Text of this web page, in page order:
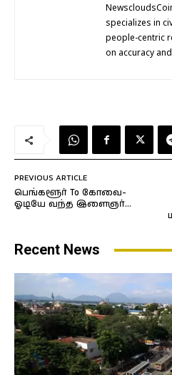
specializes in
people-centric
on accuracy
PREVIOUS ARTICLE
பெங்களூர் To கோவை-
ஓடியே வந்த இளைஞர்…
Recent News